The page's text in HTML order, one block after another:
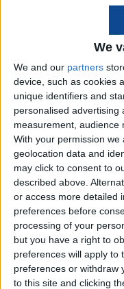
We
We and our partners
device, such as cookies
unique identifiers and
personalised advertising
measurement, audience
With your permission
geolocation data and
may click to consent to
described above.
or access more detailed
preferences before
processing of your
but you have a right to
preferences will apply to
preferences or withdraw
to this site and clicking
muoiono
di volte. Questo
composti da
L’equilibrio non è
azione verso…
dell’equilibrio e
secondo dopo lo
E’ naturale che
uno stato
verso cui
costante cambio?